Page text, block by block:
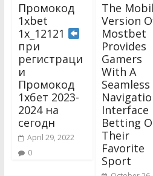
Промокод
1xbet
1x_12121
при
регистраци
и
Промокод
1хбет 2023-
2024 на
сегодн
April 29, 2022
0
The
Version
Mostbet
Provides
Gamers
With A
Seamless
Interface
Betting
Their
Favorite
Sport